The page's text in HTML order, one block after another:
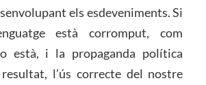
els esdeveniments. Si
està corromput, com
està, i la propaganda política
l’ús correcte del nostre